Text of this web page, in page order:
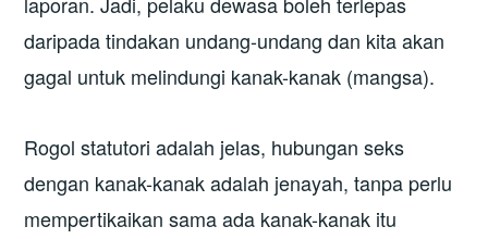
daripada tindakan undang-undang dan kita akan
gagal untuk melindungi kanak-kanak (mangsa).
Rogol statutori adalah jelas, hubungan seks
dengan kanak-kanak adalah jenayah, tanpa perlu
mempertikaikan sama ada kanak-kanak itu